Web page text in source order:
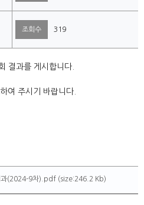
조회수 319
결과를 게시합니다.
여 주시기 바랍니다.
과(2024-9차).pdf (size:246.2 Kb)